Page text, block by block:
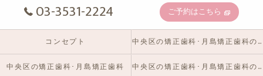
03-3531-2224 ご予約はこちら
コンセプト 中央区の矯正歯科･月島矯正歯科の口コミ情報
中央区の矯正歯科･月島矯正歯科 中央区の矯正歯科･月島矯正歯科のお客様の声